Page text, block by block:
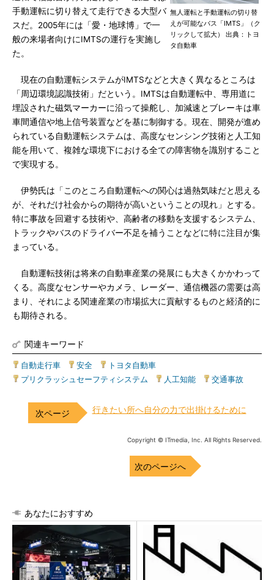
無人運転と手動運転の切り替
えが可能なバス「IMTS」（ク
リックして拡大） 出典：トヨ
タ自動車
手動運転に切り替えて走行できる大型バ
スだ。2005年には「愛・地球博」で一
般の来場者向けにIMTSの運行を実施し
た。
現在の自動運転システムがIMTSなどと大きく異なるところは
「周辺環境認識技術」だという。IMTSは自動運転中、専用道に
埋設された磁気マーカーに沿って操舵し、加減速とブレーキは車
車間通信や地上信号装置などを基に制御する。現在、開発が進め
られている自動運転システムは、高度なセンシング技術と人工知
能を用いて、複雑な環境下における全ての障害物を識別すること
で実現する。
伊勢氏は「このところ自動運転への関心は過熱気味だと思える
が、それだけ社会からの期待が高いということの現れ」とする。
特に事故を回避する技術や、高齢者の移動を支援するシステム、
トラックやバスのドライバー不足を補うことなどに特に注目が集
まっている。
自動運転技術は将来の自動車産業の発展にも大きくかかわって
くる。高度なセンサーやカメラ、レーダー、通信機器の需要は高
まり、それによる関連産業の市場拡大に貢献するものと経済的に
も期待される。
関連キーワード
自動走行車 安全 トヨタ自動車
プリクラッシュセーフティシステム
人工知能 交通事故
行きたい所へ自分の力で出掛けるために
Copyright © ITmedia, Inc. All Rights Reserved.
次のページへ
あなたにおすすめ